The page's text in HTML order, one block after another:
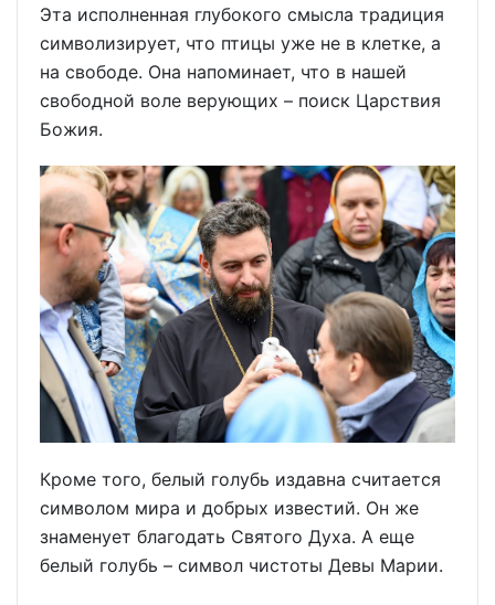
Эта исполненная глубокого смысла традиция
символизирует, что птицы уже не в клетке, а
на свободе. Она напоминает, что в нашей
свободной воле верующих – поиск Царствия
Божия.
Кроме того, белый голубь издавна считается
символом мира и добрых известий. Он же
знаменует благодать Святого Духа. А еще
белый голубь – символ чистоты Девы Марии.